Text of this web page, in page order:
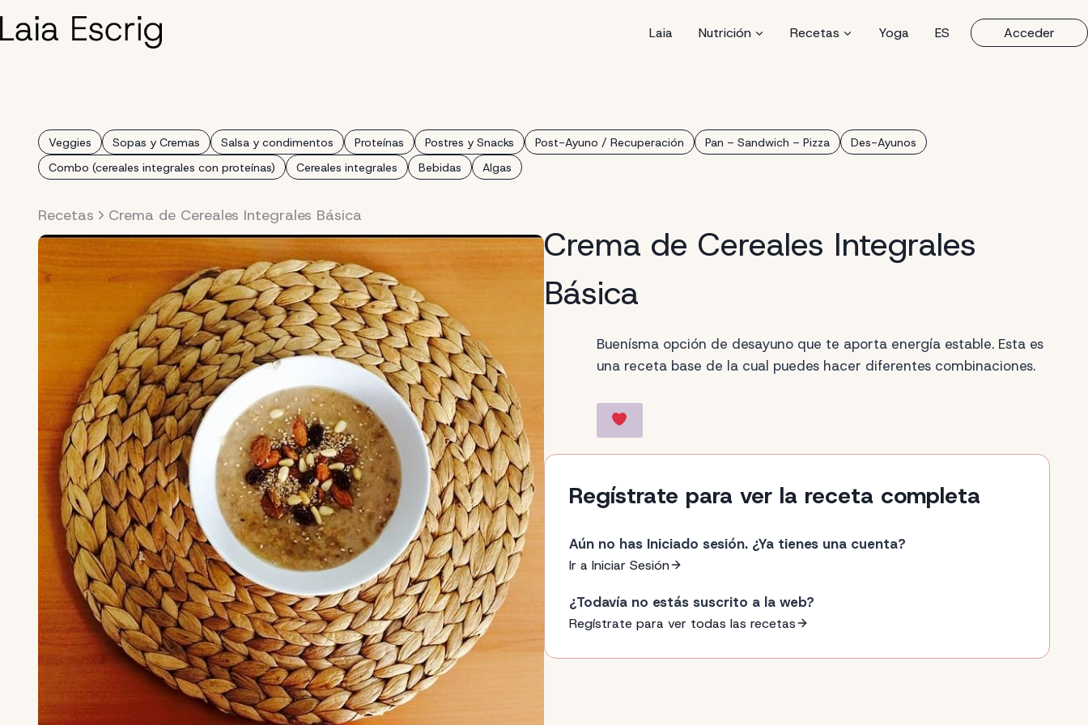
Laia Nutrición Recetas Yoga ES Acceder
Veggies Sopas y Cremas Salsa y condimentos Proteínas Postres y Snacks Post-Ayuno / Recuperación Pan – Sandwich – Pizza
Des-Ayunos
Combo (cereales integrales con proteínas)
Cereales integrales Bebidas Algas
Recetas Crema de Cereales Integrales Básica
Crema de Cereales Integrales
Básica
Buenísma opción de desayuno que te aporta energía estable. Esta es
una receta base de la cual puedes hacer diferentes combinaciones.
Regístrate para ver la receta completa
Aún no has Iniciado sesión. ¿Ya tienes una cuenta?
Ir a Iniciar Sesión
¿Todavía no estás suscrito a la web?
Regístrate para ver todas las recetas